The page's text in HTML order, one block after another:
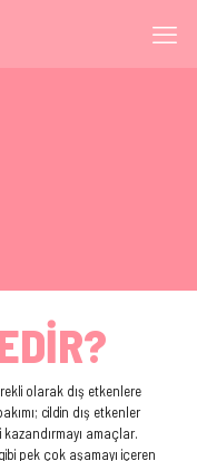
olarak dış etkenlere
cildin dış etkenler
kazandırmayı amaçlar.
pek çok aşamayı içeren